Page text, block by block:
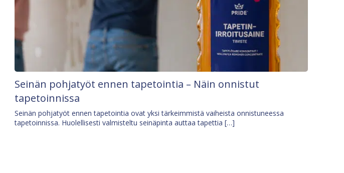
Seinän pohjatyöt ennen tapetointia – Näin onnistut
tapetoinnissa
Seinän pohjatyöt ennen tapetointia ovat yksi tärkeimmistä vaiheista onnistuneessa
tapetoinnissa. Huolellisesti valmisteltu seinäpinta auttaa tapettia […]